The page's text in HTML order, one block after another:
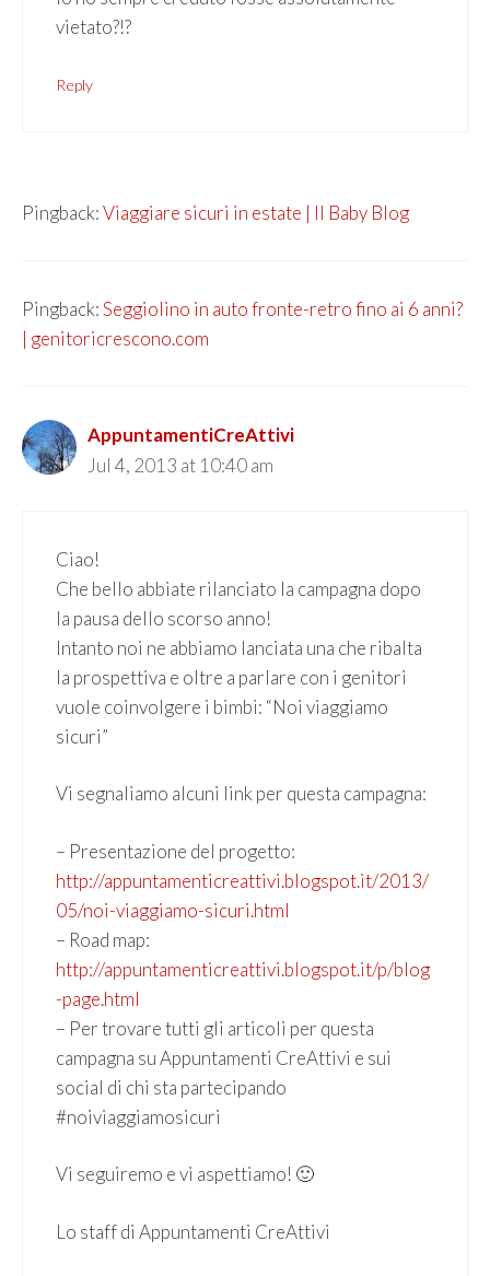
vietato?!?
Reply
Pingback:Viaggiare sicuri in estate | Il Baby Blog
Pingback:Seggiolino in auto fronte-retro fino ai 6 anni?
| genitoricrescono.com
AppuntamentiCreAttivi
Jul 4, 2013 at 10:40 am
Ciao!
Che bello abbiate rilanciato la campagna dopo
la pausa dello scorso anno!
Intanto noi ne abbiamo lanciata una che ribalta
la prospettiva e oltre a parlare con i genitori
vuole coinvolgere i bimbi: “Noi viaggiamo
sicuri”
Vi segnaliamo alcuni link per questa campagna:
– Presentazione del progetto:
http://appuntamenticreattivi.blogspot.it/2013/
05/noi-viaggiamo-sicuri.html
– Road map:
http://appuntamenticreattivi.blogspot.it/p/blog
-page.html
– Per trovare tutti gli articoli per questa
campagna su Appuntamenti CreAttivi e sui
social di chi sta partecipando
#noiviaggiamosicuri
Vi seguiremo e vi aspettiamo! 🙂
Lo staff di Appuntamenti CreAttivi